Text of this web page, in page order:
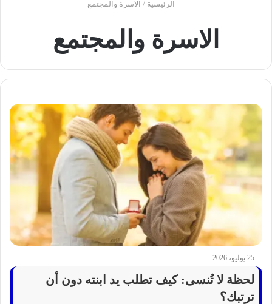
الرئيسية / الاسرة والمجتمع
الاسرة والمجتمع
25 يوليو، 2026
لحظة لا تُنسى: كيف تطلب يد ابنته دون أن
ترتبك؟